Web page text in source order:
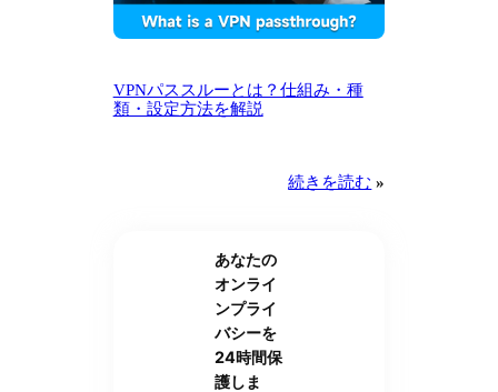
VPNパススルーとは？仕組み・種
類・設定方法を解説
続きを読む »
あなたの
オンライ
ンプライ
バシーを
24時間保
護しま